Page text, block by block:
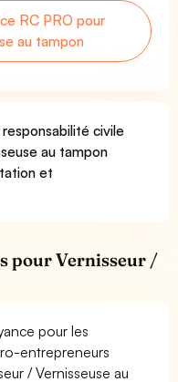
RC PRO pour
au tampon
civile
au tampon
et
pour Vernisseur /
pour les
entrepreneurs
/ Vernisseuse au